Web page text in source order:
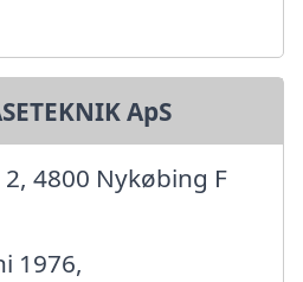
ApS
4800 Nykøbing F
1976,